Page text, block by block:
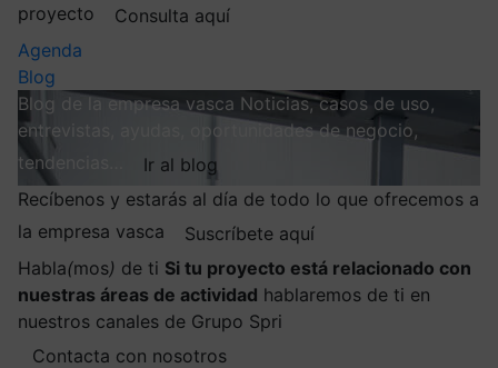
proyecto
Consulta aquí
Agenda
Blog
Blog de la empresa vasca Noticias, casos de uso,
entrevistas, ayudas, oportunidades de negocio,
tendencias…
Ir al blog
Recíbenos y estarás al día de todo lo que ofrecemos a
la empresa vasca
Suscríbete aquí
Habla(mos) de ti Si tu proyecto está relacionado con
nuestras áreas de actividad hablaremos de ti en
nuestros canales de Grupo Spri
Contacta con nosotros